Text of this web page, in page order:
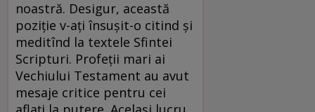
noastră. Desigur, această
poziție v-ați însușit-o citind și
meditînd la textele Sfintei
Scripturi. Profeții mari ai
Vechiului Testament au avut
mesaje critice pentru cei